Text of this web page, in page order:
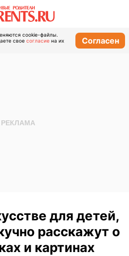
cookie-файлы.
свое согласие на их
Согласен
для детей,
расскажут о
и картинах